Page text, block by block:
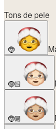
Tons de pele
🤶
🤶🏻
🤶🏼